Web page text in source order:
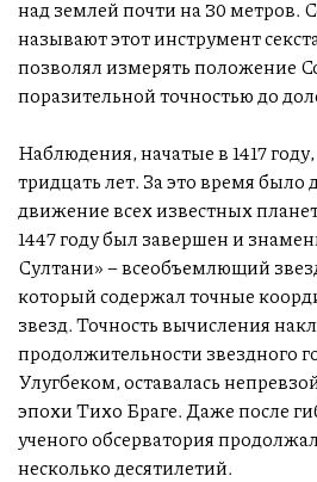
над землей почти на 30 метров.
называют этот инструмент
позволял измерять положение
поразительной точностью до
Наблюдения, начатые в 1417
тридцать лет. За это время было
движение всех известных
1447 году был завершен и
Султани» – всеобъемлющий
который содержал точные
звезд. Точность вычисления
продолжительности звездного
Улугбеком, оставалась
эпохи Тихо Браге. Даже после
ученого обсерватория
несколько десятилетий.